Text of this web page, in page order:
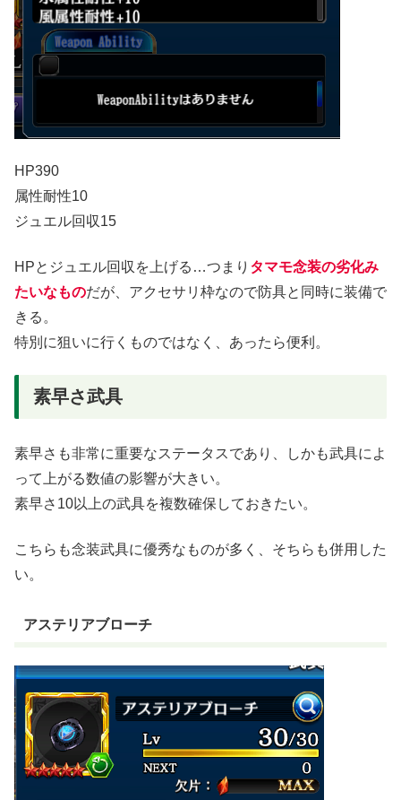
HP390
属性耐性10
ジュエル回収15
HPとジュエル回収を上げる…つまり タマモ念装の劣化み
たいなものだが、アクセサリ枠なので防具と同時に装備で
きる。
特別に狙いに行くものではなく、あったら便利。
素早さ武具
素早さも非常に重要なステータスであり、しかも武具によ
って上がる数値の影響が大きい。
素早さ10以上の武具を複数確保しておきたい。
こちらも念装武具に優秀なものが多く、そちらも併用した
い。
アステリアブローチ